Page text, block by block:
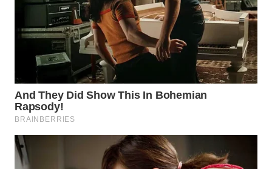
WN
SURABAYA
WN
NATUNA
WN
BINTAN
MANDALIKA